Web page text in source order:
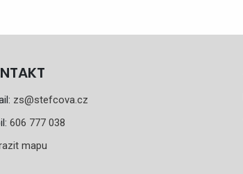
zs@stefcova.cz
606 777 038
mapu